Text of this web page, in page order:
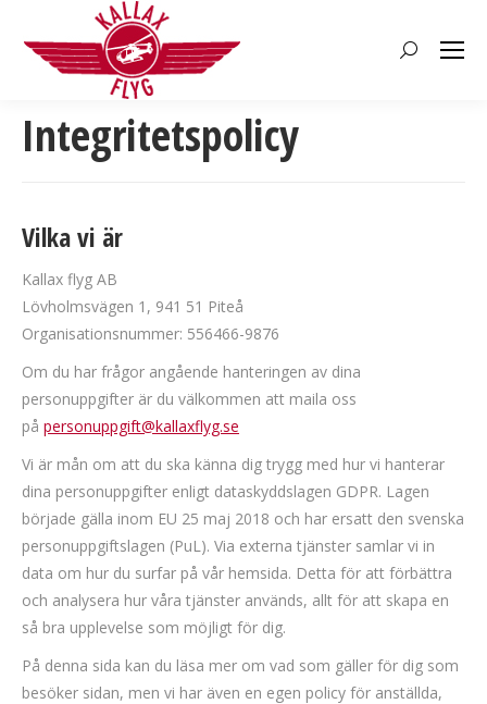
Search:
Integritetspolicy
Vilka vi är
Kallax flyg AB
Lövholmsvägen 1, 941 51 Piteå
Organisationsnummer: 556466-9876
Om du har frågor angående hanteringen av dina
personuppgifter är du välkommen att maila oss
på personuppgift@kallaxflyg.se
Vi är mån om att du ska känna dig trygg med hur vi hanterar
dina personuppgifter enligt dataskyddslagen GDPR. Lagen
började gälla inom EU 25 maj 2018 och har ersatt den svenska
personuppgiftslagen (PuL). Via externa tjänster samlar vi in
data om hur du surfar på vår hemsida. Detta för att förbättra
och analysera hur våra tjänster används, allt för att skapa en
så bra upplevelse som möjligt för dig.
På denna sida kan du läsa mer om vad som gäller för dig som
besöker sidan, men vi har även en egen policy för anställda,